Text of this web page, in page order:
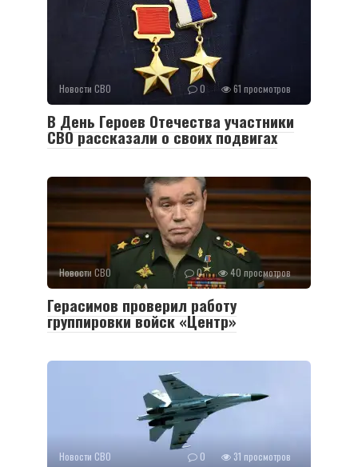
Новости СВО 0 61 просмотров
В День Героев Отечества участники
СВО рассказали о своих подвигах
Новости СВО 0 40 просмотров
Герасимов проверил работу
группировки войск «Центр»
Новости СВО 0 31 просмотров